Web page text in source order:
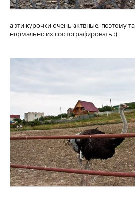
а эти курочки очень актвные, поэтому
нормально их сфотографировать :)